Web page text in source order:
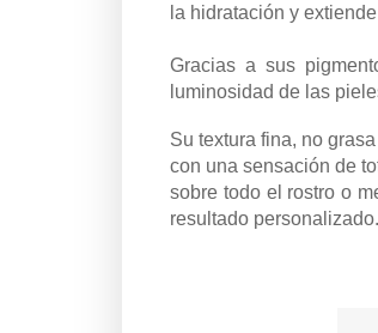
la hidratación y
Gracias a sus
luminosidad de las
Su textura fina, no
con una sensación de
sobre todo el rostro o
resultado personalizado.